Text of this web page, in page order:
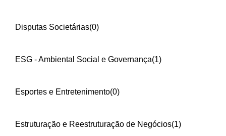
Disputas Societárias(0)
ESG - Ambiental Social e Governança(1)
Esportes e Entretenimento(0)
Estruturação e Reestruturação de Negócios(1)